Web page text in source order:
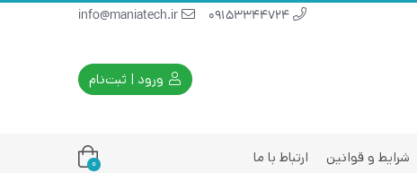
ورود | ثبت‌نام
شرایط و قوانین ارتباط با ما 0